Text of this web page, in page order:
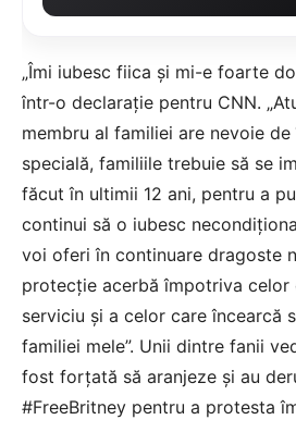
„Îmi iubesc fiica și mi-e foarte
într-o declarație pentru CNN.
membru al familiei are nevoie
specială, familiile trebuie să se
făcut în ultimii 12 ani, pentru a
continui să o iubesc
voi oferi în continuare dragoste
protecție acerbă împotriva celor
serviciu și a celor care încearcă
familiei mele”. Unii dintre fanii
fost forțată să aranjeze și au
#FreeBritney pentru a protesta